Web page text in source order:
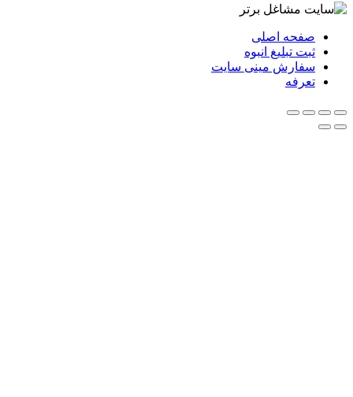
صفحه اصلی
ثبت تبلیغ انبوه
سفارش مینی سایت
تعرفه